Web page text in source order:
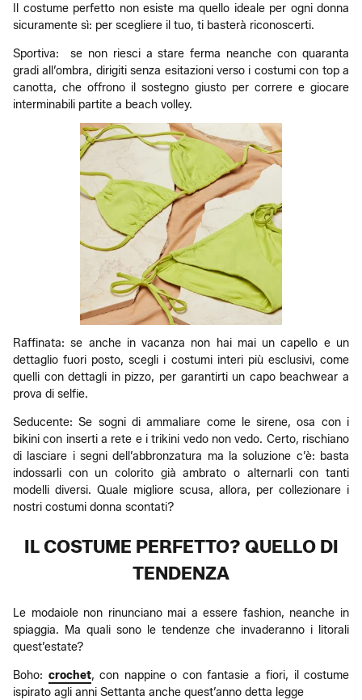
Il costume perfetto non esiste ma quello ideale per ogni donna
sicuramente sì: per scegliere il tuo, ti basterà riconoscerti.
Sportiva: se non riesci a stare ferma neanche con quaranta
gradi all’ombra, dirigiti senza esitazioni verso i costumi con top a
canotta, che offrono il sostegno giusto per correre e giocare
interminabili partite a beach volley.
Raffinata: se anche in vacanza non hai mai un capello e un
dettaglio fuori posto, scegli i costumi interi più esclusivi, come
quelli con dettagli in pizzo, per garantirti un capo beachwear a
prova di selfie.
Seducente: Se sogni di ammaliare come le sirene, osa con i
bikini con inserti a rete e i trikini vedo non vedo. Certo, rischiano
di lasciare i segni dell’abbronzatura ma la soluzione c’è: basta
indossarli con un colorito già ambrato o alternarli con tanti
modelli diversi. Quale migliore scusa, allora, per collezionare i
nostri costumi donna scontati?
IL COSTUME PERFETTO? QUELLO DI
TENDENZA
Le modaiole non rinunciano mai a essere fashion, neanche in
spiaggia. Ma quali sono le tendenze che invaderanno i litorali
quest’estate?
Boho: crochet, con nappine o con fantasie a fiori, il costume
ispirato agli anni Settanta anche quest’anno detta legge